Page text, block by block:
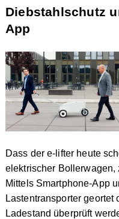
Diebstahlschutz
App
Dass der e-lifter heute
elektrischer Bollerwagen,
Mittels Smartphone-App
Lastentransporter
Ladestand überprüft